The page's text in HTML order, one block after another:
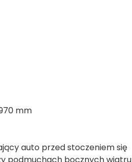
mm
auto przed stoczeniem się